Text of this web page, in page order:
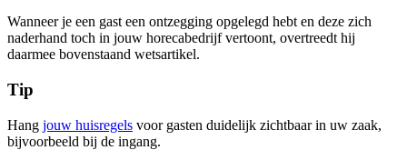
Wanneer je een gast een ontzegging opgelegd hebt en deze zich
naderhand toch in jouw horecabedrijf vertoont, overtreedt hij
daarmee bovenstaand wetsartikel.
Tip
Hang jouw huisregels voor gasten duidelijk zichtbaar in uw zaak,
bijvoorbeeld bij de ingang.